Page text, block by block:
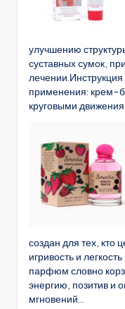
улучшению
суставных сумок,
применения: крем-
круговыми
создан для тех, кто
игривость и
парфюм словно
энергию, позитив и
мгновений...